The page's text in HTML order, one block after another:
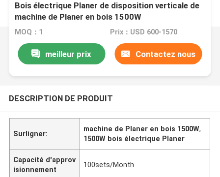
Bois électrique Planer de disposition verticale de
machine de Planer en bois 1500W
MOQ：1 Prix：USD 600-1570
meilleur prix Contactez nous
DESCRIPTION DE PRODUIT
Surligner:
machine de Planer en bois 1500W,
1500W bois électrique Planer
Capacité d'approv
isionnement
100sets/Month